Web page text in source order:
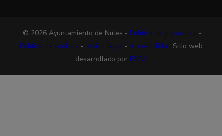
© 2026 Ayuntamiento de Nules - Política de privacidad -
Política de cookies - Aviso legal- Accesibilidad Sitio web
desarrollado por ESPA